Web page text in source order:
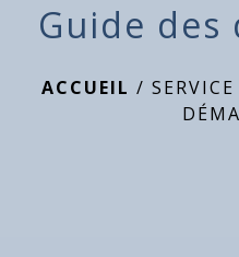
Guide des
ACCUEIL /